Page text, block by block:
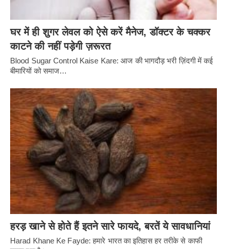
घर में ही शुगर लेवल को ऐसे करें मैनेज, डॉक्टर के चक्कर
काटने की नहीं पड़ेगी ज़रूरत
Blood Sugar Control Kaise Kare: आज की भागदौड़ भरी ज़िंदगी में कई
बीमारियों को समाज…
हरड़ खाने से होते हैं इतने सारे फायदे, बरतें ये सावधानियां
Harad Khane Ke Fayde: हमारे भारत का इतिहास हर तरीके से काफी